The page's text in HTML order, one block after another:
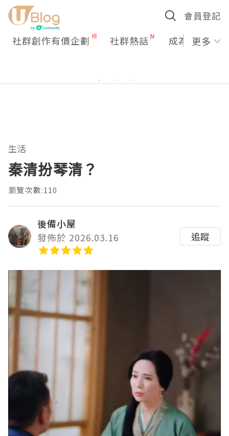
會員登記
社群創作有價企劃 社群熱話 成為U更多
生活
秦清扮琴清？
瀏覽次數:110
後備小屋
發佈於 2026.03.16
追蹤